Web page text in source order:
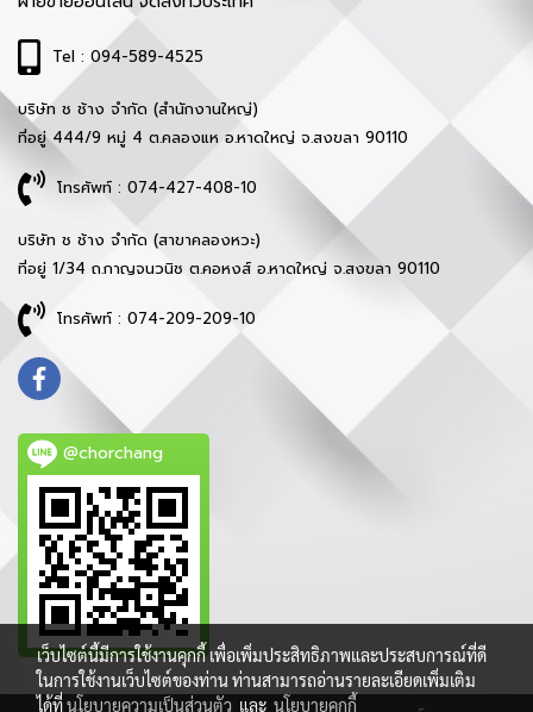
Tel : 094-589-4525
บริษัท ช ช้าง จำกัด (สำนักงานใหญ่)
ที่อยู่ 444/9 หมู่ 4 ต.คลองแห อ.หาดใหญ่ จ.สงขลา 90110
โทรศัพท์ : 074-427-408-10
บริษัท ช ช้าง จำกัด (สาขาคลองหวะ)
ที่อยู่ 1/34 ถ.กาญจนวนิช ต.คอหงส์ อ.หาดใหญ่ จ.สงขลา 90110
โทรศัพท์ : 074-209-209-10
@chorchang
เว็บไซต์นี้มีการใช้งานคุกกี้ เพื่อเพิ่มประสิทธิภาพและประสบการณ์ที่ดี
ในการใช้งานเว็บไซต์ของท่าน ท่านสามารถอ่านรายละเอียดเพิ่มเติม
ได้ที่นโยบายความเป็นส่วนตัว และ นโยบายคุกกี้